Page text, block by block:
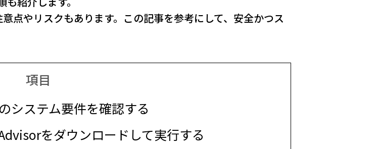
点やリスクもあります。この記事を参考にして、安全かつス
項目
システム要件を確認する
をダウンロードして実行する